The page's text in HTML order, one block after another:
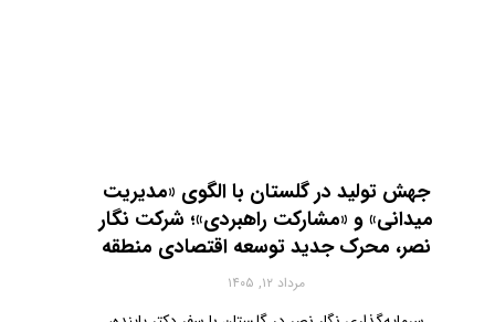
جهش تولید در گلستان با الگوی «مدیریت
میدانی» و «مشارکت راهبردی»؛ شرکت نگار
نصر، محرک جدید توسعه اقتصادی منطقه
مرداد ۱۲, ۱۴۰۵